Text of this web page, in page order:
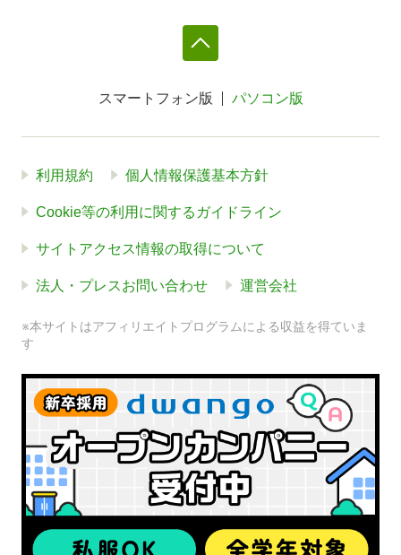
スマートフォン版 パソコン版
利用規約 個人情報保護基本方針
Cookie等の利用に関するガイドライン
サイトアクセス情報の取得について
法人・プレスお問い合わせ 運営会社
※本サイトはアフィリエイトプログラムによる収益を得ていま
す